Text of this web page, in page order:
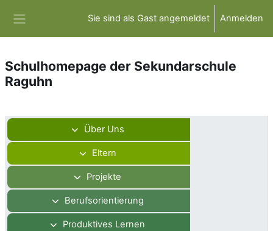
Sie sind als Gast angemeldet Anmelden
Schulhomepage der Sekundarschule
Raguhn
Über Uns
Eltern
Projekte
Berufsorientierung
Produktives Lernen